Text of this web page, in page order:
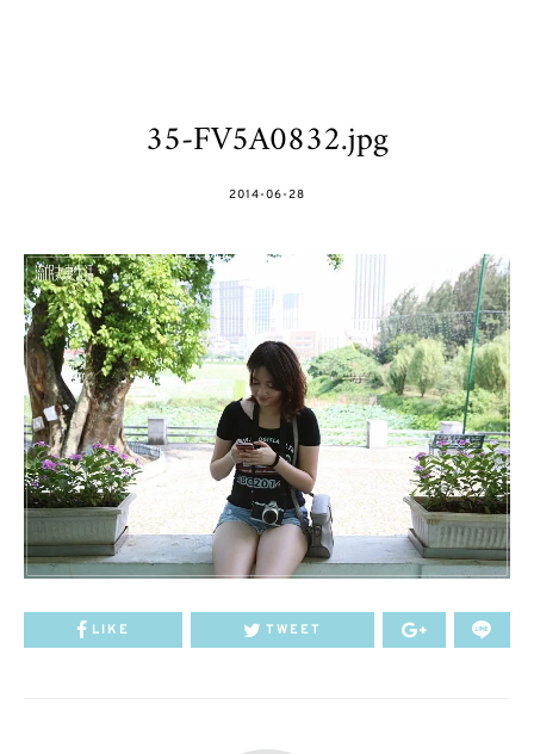
35-FV5A0832.jpg
POSTED
2014-06-28
LIKE TWEET